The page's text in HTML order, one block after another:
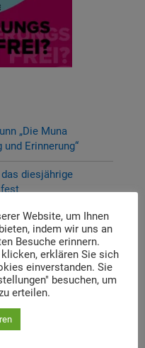
„Die Muna
Erinnerung“
diesjährige
der digitalen
School 2026 –
Website, um Ihnen
indem wir uns an
Besuche erinnern.
erklären Sie sich
einverstanden. Sie
besuchen, um
erteilen.